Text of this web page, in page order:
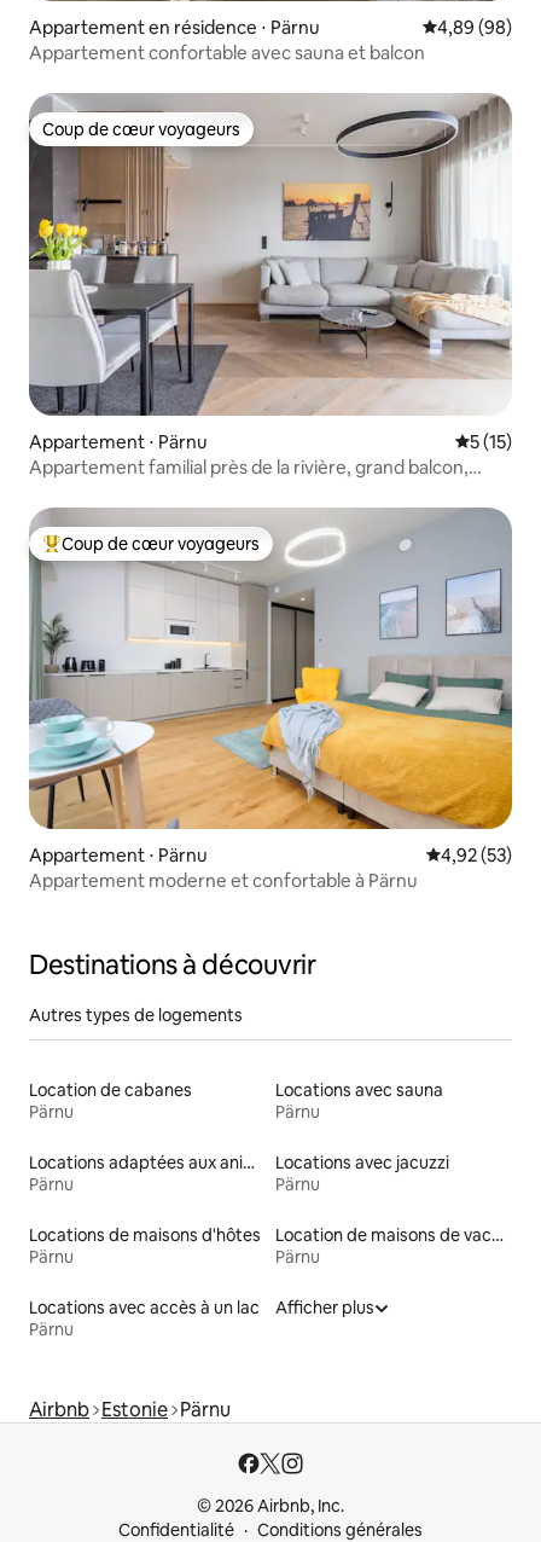
Appartement en résidence ⋅ Pärnu Évaluation
4,89 (98)
Appartement confortable avec sauna et balcon
Coup de cœur voyageurs
Coup de cœur voyageurs
Appartement ⋅ Pärnu
5 (15)
Appartement familial près de la rivière, grand balcon,
Coups de cœur voyageurs les plus appréciés
Coup de cœur voyageurs
Appartement ⋅ Pärnu Évaluation
4,92 (53)
Appartement moderne et confortable à Pärnu
Destinations à découvrir
Autres types de logements
Location de cabanes
Pärnu
Locations avec sauna
Pärnu
Locations adaptées aux animaux
Pärnu
Locations avec jacuzzi
Pärnu
Locations de maisons d'hôtes
Pärnu
Location de maisons de vacances
Pärnu
Locations avec accès à un lac
Pärnu
Afficher plus
Airbnb Estonie Pärnu
© 2026 Airbnb, Inc.
Confidentialité
Conditions générales